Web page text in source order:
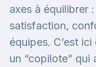
axes à équilibrer
satisfaction,
équipes. C’est
un “copilote” qui